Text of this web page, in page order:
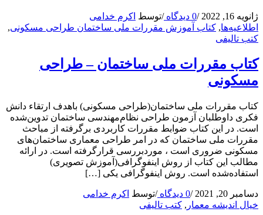
ژانویه 16, 2022 /0 دیدگاه /توسط اکرم خدامی
اطلاعیه‌ها, کتاب آموزش مقررات ملی ساختمان طراحی مسکونی,
کتب تالیفی
کتاب مقررات ملی ساختمان – طراحی
مسکونی
کتاب مقررات ملی ساختمان(طراحی مسکونی) باهدف ارتقاء دانش
فکری داوطلبان آزمون طراحی نظام‌مهندسی ساختمان تدوین‌شده
است. در این کتاب ضوابط مقررات کاربردی برگرفته از مباحث
مقررات ملی ساختمان که در امر طراحی معماری ساختمان‌های
مسکونی ضروری است ، موردبررسی قرارگرفته است. در ارائه
مطالب این کتاب از روش اینفوگرافی(آموزش تصویری)
استفاده‌شده است. روش اینفوگرافی یکی […]
دسامبر 20, 2021 /0 دیدگاه /توسط اکرم خدامی
خیال اندیشه معمار , کتب تالیفی